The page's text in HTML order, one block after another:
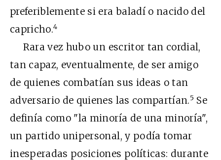
preferiblemente si era baladí o nacido del
capricho.4
Rara vez hubo un escritor tan cordial,
tan capaz, eventualmente, de ser amigo
de quienes combatían sus ideas o tan
adversario de quienes las compartían.5 Se
definía como "la minoría de una minoría",
un partido unipersonal, y podía tomar
inesperadas posiciones políticas: durante